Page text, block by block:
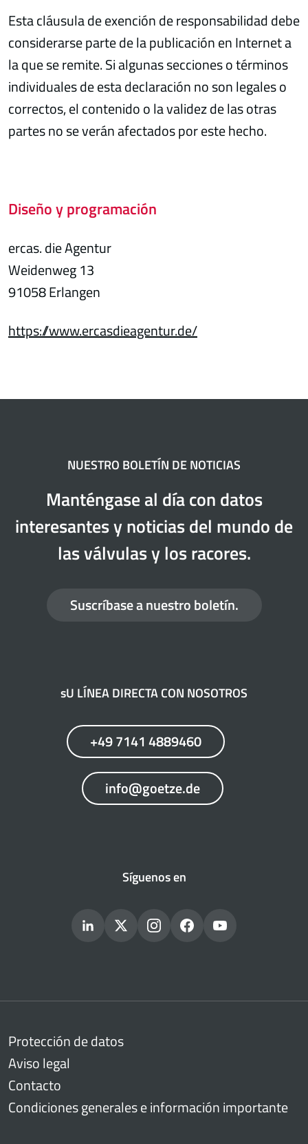
Esta cláusula de exención de responsabilidad debe
considerarse parte de la publicación en Internet a
la que se remite. Si algunas secciones o términos
individuales de esta declaración no son legales o
correctos, el contenido o la validez de las otras
partes no se verán afectados por este hecho.
Diseño y programación
ercas. die Agentur
Weidenweg 13
91058 Erlangen
https://www.ercasdieagentur.de/
NUESTRO BOLETÍN DE NOTICIAS
Manténgase al día con datos
interesantes y noticias del mundo de
las válvulas y los racores.
Suscríbase a nuestro boletín.
sU LÍNEA DIRECTA CON NOSOTROS
+49 7141 4889460
info@goetze.de
Síguenos en
Protección de datos
Aviso legal
Contacto
Condiciones generales e información importante